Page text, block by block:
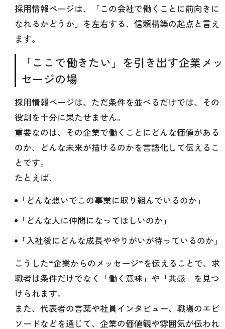
採用情報ページは、「この会社で働くことに前向きに
なれるかどうか」を左右する、信頼構築の起点と言え
ます。
「ここで働きたい」を引き出す企業メッ
セージの場
採用情報ページは、ただ条件を並べるだけでは、その
役割を十分に果たせません。
重要なのは、その企業で働くことにどんな価値がある
のか、どんな未来が描けるのかを言語化して伝えるこ
とです。
たとえば、
「どんな想いでこの事業に取り組んでいるのか」
「どんな人に仲間になってほしいのか」
「入社後にどんな成長ややりがいが待っているのか」
こうした“企業からのメッセージ”を伝えることで、求
職者は条件だけでなく「働く意味」や「共感」を見つ
けられます。
また、代表者の言葉や社員インタビュー、職場のエピ
ソードなどを通じて、企業の価値観や雰囲気が伝われ